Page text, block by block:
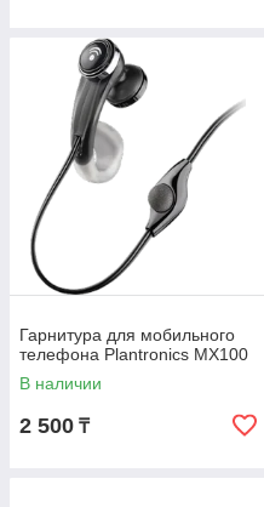
Гарнитура для мобильного
телефона Plantronics МХ100
В наличии
2 500 ₸